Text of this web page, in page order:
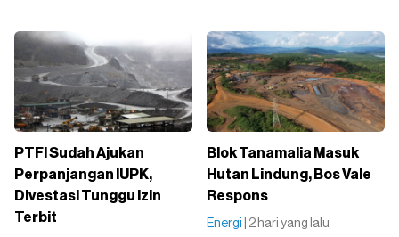
PTFI Sudah Ajukan
Perpanjangan IUPK,
Divestasi Tunggu Izin
Terbit
Blok Tanamalia Masuk
Hutan Lindung, Bos Vale
Respons
Energi | 2 hari yang lalu